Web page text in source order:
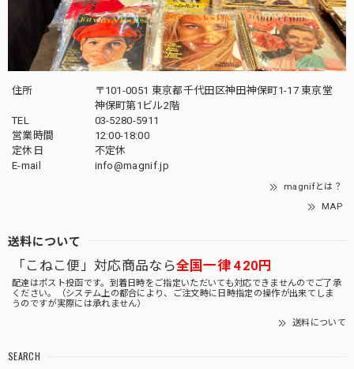
住所
〒101-0051 東京都千代田区神田神保町1-17 東京堂
神保町第1ビル2階
TEL
03-5280-5911
営業時間
12:00-18:00
定休日
不定休
E-mail
info@magnif.jp
magnifとは？
MAP
送料について
「こねこ便」対応商品なら全国一律 420円
配達はポスト投函です。到着日時をご指定いただいても対応できませんのでご了承
ください。（システム上の都合により、ご注文時に日時指定の操作が出来てしま
うのですが実際には承れません）
送料について
SEARCH